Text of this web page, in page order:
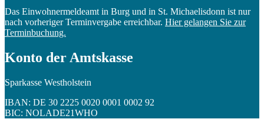
Das Einwohnermeldeamt in Burg und in St. Michaelisdonn ist nur
nach vorheriger Terminvergabe erreichbar. Hier gelangen Sie zur
Terminbuchung.
Konto der Amtskasse
Sparkasse Westholstein
IBAN: DE 30 2225 0020 0001 0002 92
BIC: NOLADE21WHO